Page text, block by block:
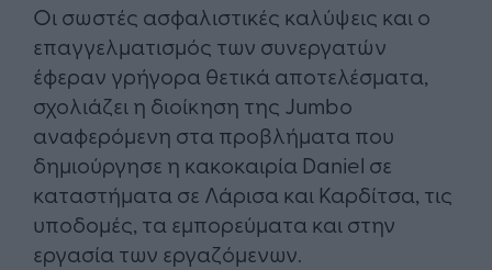
Οι σωστές ασφαλιστικές καλύψεις και ο
επαγγελματισμός των συνεργατών
έφεραν γρήγορα θετικά αποτελέσματα,
σχολιάζει η διοίκηση της Jumbo
αναφερόμενη στα προβλήματα που
δημιούργησε η κακοκαιρία Daniel σε
καταστήματα σε Λάρισα και Καρδίτσα, τις
υποδομές, τα εμπορεύματα και στην
εργασία των εργαζόμενων.